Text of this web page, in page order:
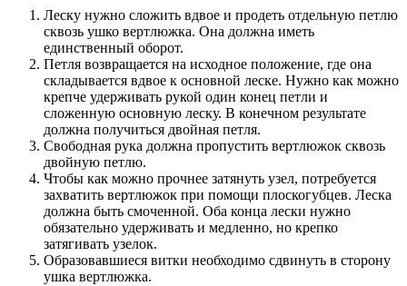
Леску нужно сложить вдвое и продеть отдельную петлю
сквозь ушко вертлюжка. Она должна иметь
единственный оборот.
Петля возвращается на исходное положение, где она
складывается вдвое к основной леске. Нужно как можно
крепче удерживать рукой один конец петли и
сложенную основную леску. В конечном результате
должна получиться двойная петля.
Свободная рука должна пропустить вертлюжок сквозь
двойную петлю.
Чтобы как можно прочнее затянуть узел, потребуется
захватить вертлюжок при помощи плоскогубцев. Леска
должна быть смоченной. Оба конца лески нужно
обязательно удерживать и медленно, но крепко
затягивать узелок.
Образовавшиеся витки необходимо сдвинуть в сторону
ушка вертлюжка.